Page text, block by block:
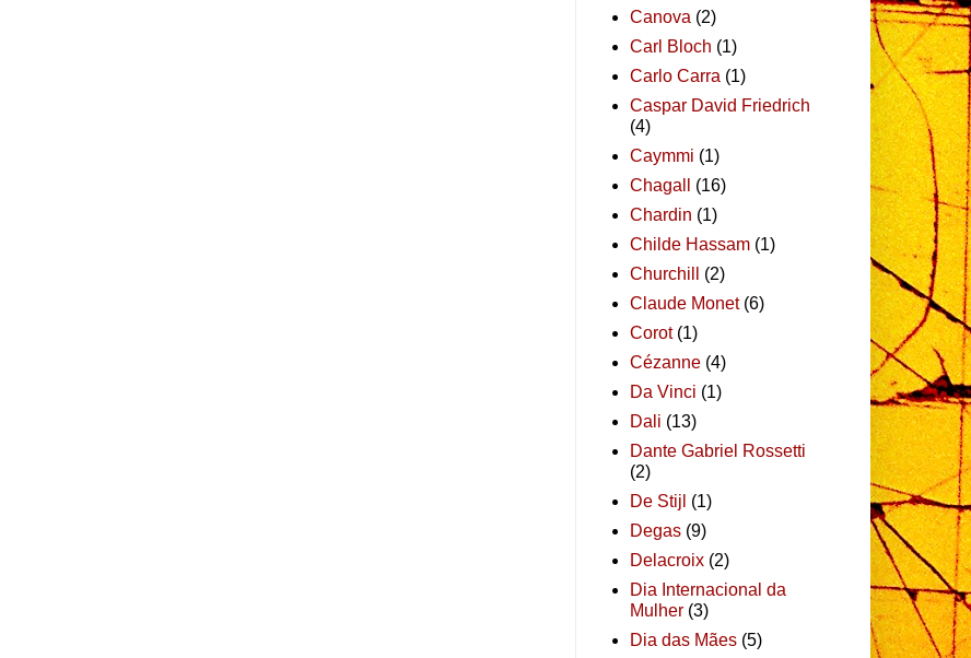
Canova (2)
Carl Bloch (1)
Carlo Carra (1)
Caspar David Friedrich
(4)
Caymmi (1)
Chagall
(16)
Chardin (1)
Childe Hassam (1)
Churchill
(2)
Claude Monet (6)
Corot (1)
Cézanne (4)
Da Vinci (1)
Dali (13)
Dante Gabriel Rossetti
(2)
De Stijl (1)
Degas (9)
Delacroix (2)
Dia Internacional da
Mulher (3)
Dia das Mães (5)